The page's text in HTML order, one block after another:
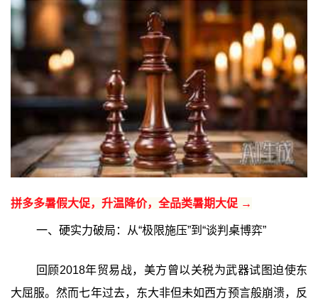
拼多多暑假大促，升温降价，全品类暑期大促 →
一、硬实力破局：从“极限施压”到“谈判桌博弈”
回顾2018年贸易战，美方曾以关税为武器试图迫使东
大屈服。然而七年过去，东大非但未如西方预言般崩溃，反